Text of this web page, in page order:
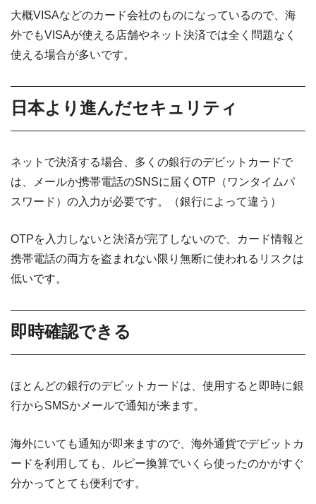
大概VISAなどのカード会社のものになっているので、海
外でもVISAが使える店舗やネット決済では全く問題なく
使える場合が多いです。
日本より進んだセキュリティ
ネットで決済する場合、多くの銀行のデビットカードで
は、メールか携帯電話のSNSに届くOTP（ワンタイムパ
スワード）の入力が必要です。（銀行によって違う）
OTPを入力しないと決済が完了しないので、カード情報と
携帯電話の両方を盗まれない限り無断に使われるリスクは
低いです。
即時確認できる
ほとんどの銀行のデビットカードは、使用すると即時に銀
行からSMSかメールで通知が来ます。
海外にいても通知が即来ますので、海外通貨でデビットカ
ードを利用しても、ルピー換算でいくら使ったのかがすぐ
分かってとても便利です。